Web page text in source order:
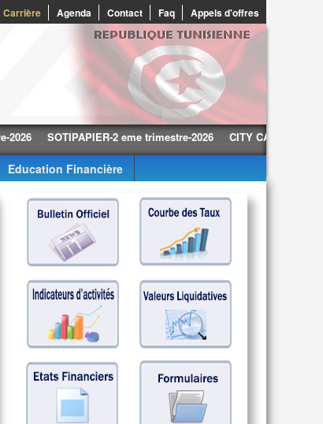
Carrière Agenda Contact Faq Appels d'offres
SOTIPAPIER-2 eme trimestre-2026 CITY CARS-2 eme
Education Financière